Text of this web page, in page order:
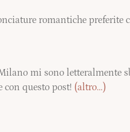
romantiche preferite
mi sono letteralmente
con questo post! (altro…)